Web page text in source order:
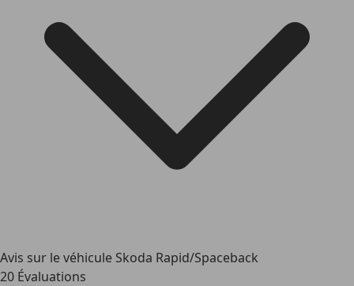
Avis sur le véhicule Skoda Rapid/Spaceback
20 Évaluations